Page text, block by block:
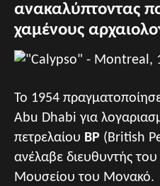
ανακαλύπτοντας
χαμένους
Το 1954
Abu Dhabi για
πετρελαίου BP (British
ανέλαβε διευθυντής
Μουσείου του Μονακό.